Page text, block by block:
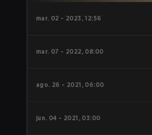
mar. 02 - 2023, 12:56
mar. 07 - 2022, 08:00
ago. 26 - 2021, 06:00
jun. 04 - 2021, 03:00